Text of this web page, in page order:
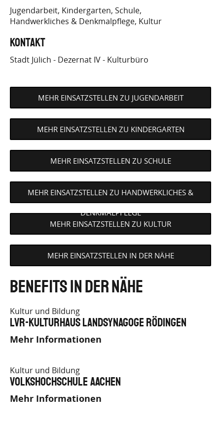
Jugendarbeit Kindergarten Schule
Handwerkliches & Denkmalpflege Kultur
Kontakt
Stadt Jülich - Dezernat IV - Kulturbüro
MEHR EINSATZSTELLEN ZU JUGENDARBEIT
MEHR EINSATZSTELLEN ZU KINDERGARTEN
MEHR EINSATZSTELLEN ZU SCHULE
MEHR EINSATZSTELLEN ZU HANDWERKLICHES &
DENKMALPFLEGE
MEHR EINSATZSTELLEN ZU KULTUR
MEHR EINSATZSTELLEN IN DER NÄHE
Benefits in der Nähe
Kultur und Bildung
LVR-KULTURHAUS Landsynagoge Rödingen
Mehr Informationen
Kultur und Bildung
Volkshochschule Aachen
Mehr Informationen